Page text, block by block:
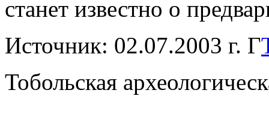
станет известно о
Источник: 02.07.2003 г. Г
Тобольская